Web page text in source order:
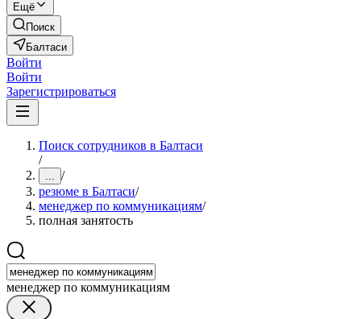
Ещё
Поиск
Балтаси
Войти
Войти
Зарегистрироваться
Поиск сотрудников в Балтаси
/
... /
резюме в Балтаси/
менеджер по коммуникациям/
полная занятость
менеджер по коммуникациям